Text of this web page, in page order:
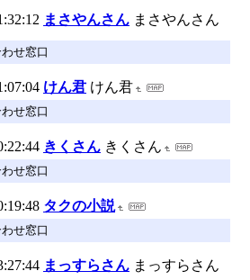
まさやんさん まさやんさん
せ窓口
けん君 けん君
せ窓口
きくさん きくさん
せ窓口
タクの小説
せ窓口
まっすらさん まっすらさん